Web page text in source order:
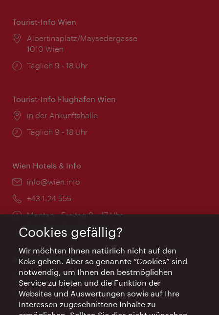
Tourist-Info Wien
Ort:
Albertinaplatz/Maysedergasse
1010 Wien
Öffnungszeiten:
Täglich 9 - 18 Uhr
Tourist-Info Flughafen Wien
Ort:
in der Ankunftshalle
Öffnungszeiten:
Täglich 9 - 18 Uhr
Wien Hotels & Info
Email:
info@wien.info
Telefon:
+43-1-24 555
Öffnungszeiten:
Montag - Freitag 9 – 17 Uhr
Feiertags geschlossen
AI Concierge Wien
Ort:
concierge.wien.info
Öffnungszeiten:
Informationen rund um die Uhr
Cookies gefällig?
Wir möchten Ihnen natürlich nicht auf den
Keks gehen. Aber so genannte “Cookies” sind
notwendig, um Ihnen den bestmöglichen
Service zu bieten und die Funktion der
Websites und Auswertungen sowie auf Ihre
Interessen zugeschnittene Inhalte zu